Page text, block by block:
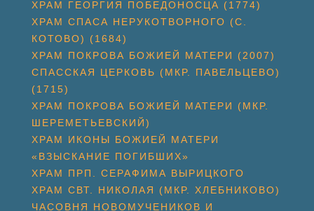
ХРАМ ГЕОРГИЯ ПОБЕДОНОСЦА (1774)
ХРАМ СПАСА НЕРУКОТВОРНОГО (С.
КОТОВО) (1684)
ХРАМ ПОКРОВА БОЖИЕЙ МАТЕРИ (2007)
СПАССКАЯ ЦЕРКОВЬ (МКР. ПАВЕЛЬЦЕВО)
(1715)
ХРАМ ПОКРОВА БОЖИЕЙ МАТЕРИ (МКР.
ШЕРЕМЕТЬЕВСКИЙ)
ХРАМ ИКОНЫ БОЖИЕЙ МАТЕРИ
«ВЗЫСКАНИЕ ПОГИБШИХ»
ХРАМ ПРП. СЕРАФИМА ВЫРИЦКОГО
ХРАМ СВТ. НИКОЛАЯ (МКР. ХЛЕБНИКОВО)
ЧАСОВНЯ НОВОМУЧЕНИКОВ И